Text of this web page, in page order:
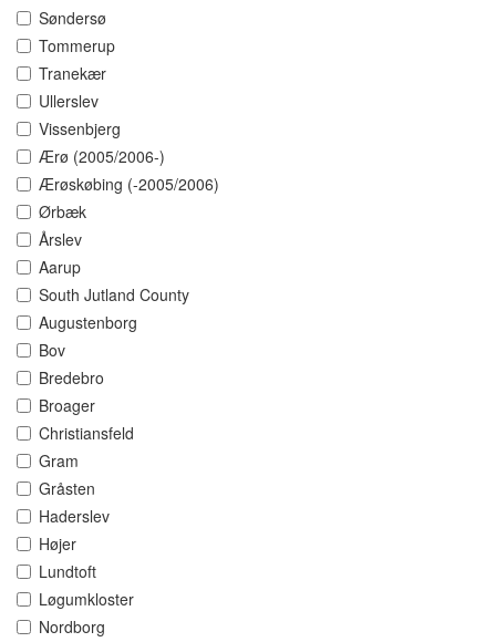
Søndersø
Tommerup
Tranekær
Ullerslev
Vissenbjerg
Ærø (2005/2006-)
Ærøskøbing (-2005/2006)
Ørbæk
Årslev
Aarup
South Jutland County
Augustenborg
Bov
Bredebro
Broager
Christiansfeld
Gram
Gråsten
Haderslev
Højer
Lundtoft
Løgumkloster
Nordborg